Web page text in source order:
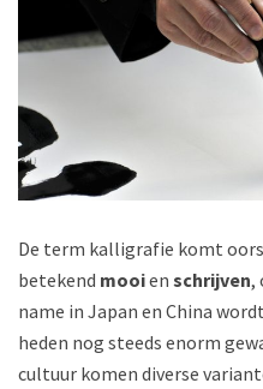
De term kalligrafie komt
betekend mooien schrijven,
name in Japan en China
heden nog steeds enorm
cultuur komen diverse